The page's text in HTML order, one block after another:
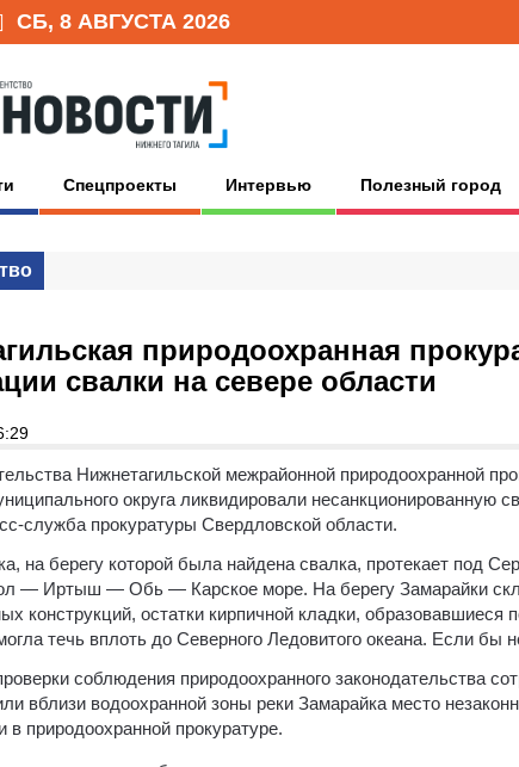
СБ, 8 АВГУСТА 2026
Спецпроекты Интервью Полезный город
природоохранная
свалки на севере области
Нижнетагильской межрайонной природоохранной
округа ликвидировали несанкционированную
служба прокуратуры Свердловской области.
на берегу которой была найдена свалка, протекает под
— Иртыш — Обь — Карское море. На берегу Замарайки
конструкций, остатки кирпичной кладки, образовавшиеся
течь вплоть до Северного Ледовитого океана. Если бы
соблюдения природоохранного законодательства
вблизи водоохранной зоны реки Замарайка место
в природоохранной прокуратуре.